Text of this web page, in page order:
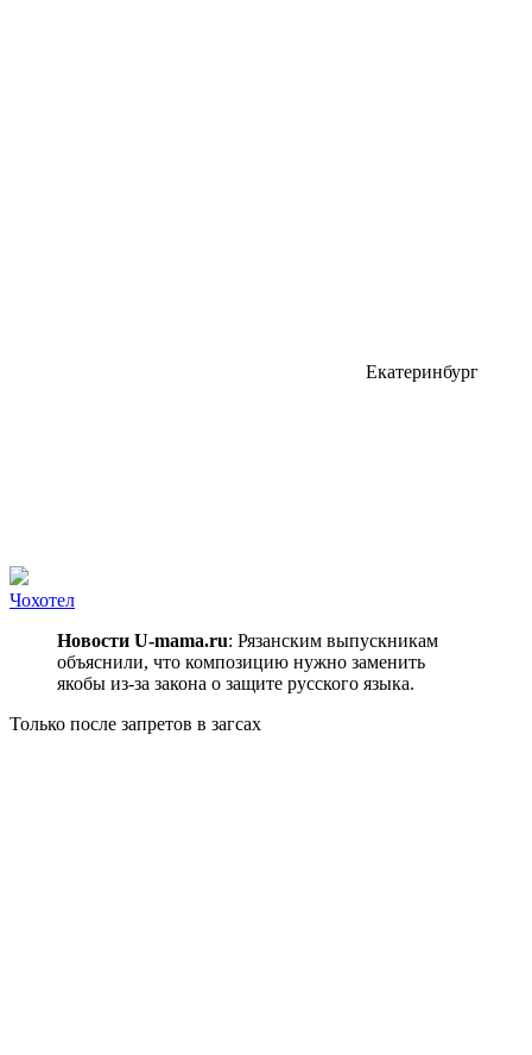
Екатеринбург
Чохотел
Новости U-mama.ru: Рязанским выпускникам
объяснили, что композицию нужно заменить
якобы из-за закона о защите русского языка.
Только после запретов в загсах